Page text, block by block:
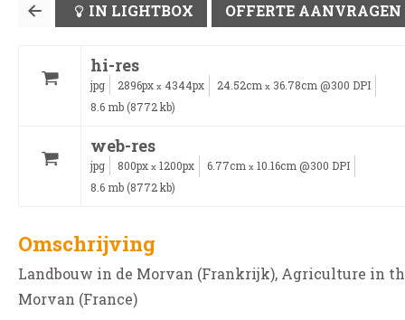
IN LIGHTBOX OFFERTE AANVRAGEN
hi-res
jpg 2896px x 4344px 24.52cm x 36.78cm @300 DPI
8.6 mb (8772 kb)
web-res
jpg 800px x 1200px 6.77cm x 10.16cm @300 DPI
8.6 mb (8772 kb)
Omschrijving
Landbouw in de Morvan (Frankrijk), Agriculture in
Morvan (France)